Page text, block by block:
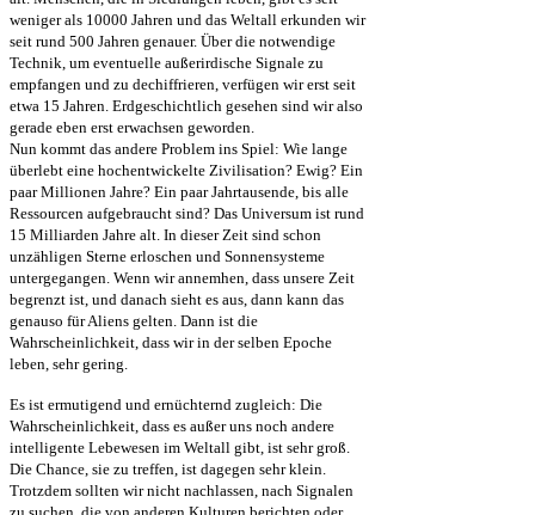
weniger als 10000 Jahren und das Weltall erkunden wir
seit rund 500 Jahren genauer. Über die notwendige
Technik, um eventuelle außerirdische Signale zu
empfangen und zu dechiffrieren, verfügen wir erst seit
etwa 15 Jahren. Erdgeschichtlich gesehen sind wir also
gerade eben erst erwachsen geworden.
Nun kommt das andere Problem ins Spiel: Wie lange
überlebt eine hochentwickelte Zivilisation? Ewig? Ein
paar Millionen Jahre? Ein paar Jahrtausende, bis alle
Ressourcen aufgebraucht sind? Das Universum ist rund
15 Milliarden Jahre alt. In dieser Zeit sind schon
unzähligen Sterne erloschen und Sonnensysteme
untergegangen. Wenn wir annemhen, dass unsere Zeit
begrenzt ist, und danach sieht es aus, dann kann das
genauso für Aliens gelten. Dann ist die
Wahrscheinlichkeit, dass wir in der selben Epoche
leben, sehr gering.
Es ist ermutigend und ernüchternd zugleich: Die
Wahrscheinlichkeit, dass es außer uns noch andere
intelligente Lebewesen im Weltall gibt, ist sehr groß.
Die Chance, sie zu treffen, ist dagegen sehr klein.
Trotzdem sollten wir nicht nachlassen, nach Signalen